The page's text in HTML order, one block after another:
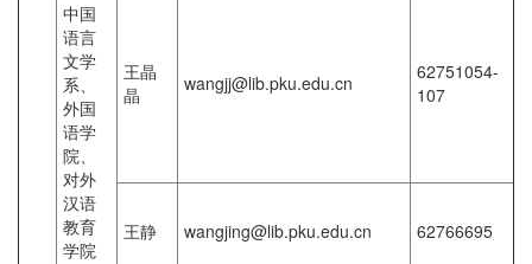
中国
语言
文学
系、
外国
语学
院、
对外
汉语
教育
学院
王晶
晶
wangjj@lib.pku.edu.cn
62751054-
107
王静 wangjing@lib.pku.edu.cn 62766695